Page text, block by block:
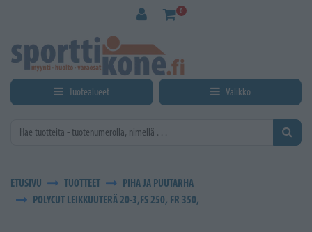
0
Tuotealueet Valikko
ETUSIVU TUOTTEET
PIHA JA PUUTARHA
POLYCUT LEIKKUUTERÄ 20-3,FS 250, FR 350,